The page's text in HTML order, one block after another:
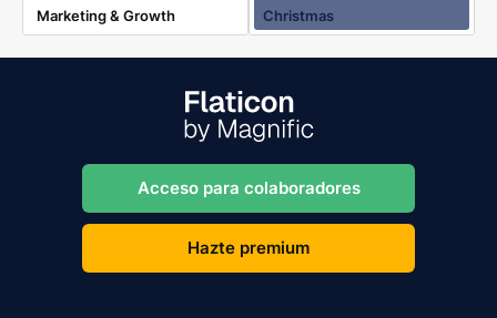
Marketing & Growth Christmas
Acceso para colaboradores
Hazte premium